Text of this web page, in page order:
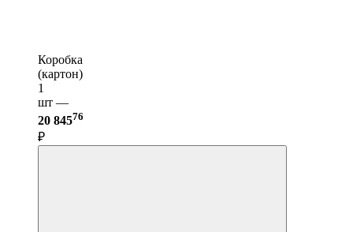
Коробка
(картон)
1
шт —
20 84576
₽